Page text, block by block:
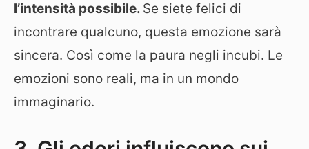
l’intensità possibile. Se siete felici di
incontrare qualcuno, questa emozione sarà
sincera. Così come la paura negli incubi. Le
emozioni sono reali, ma in un mondo
immaginario.